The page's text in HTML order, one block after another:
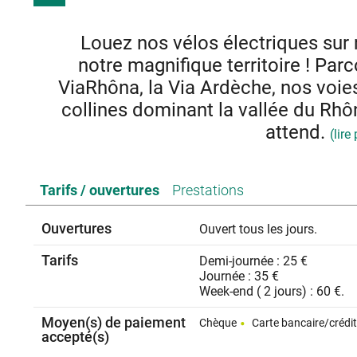
Louez nos vélos électriques
notre magnifique territoire !
ViaRhôna, la Via Ardèche, nos
collines dominant la vallée du
attend. (lire
Depuis 2024 : Nous avons pensez aux familles avec
nous proposons une remorque pour qu'ils puissent
paysages incroyables de
Vos ados de 8 - 12 ans ne seront pas en reste,
Tarifs / ouvertures Prestations
Ouvertures Ouvert tous les jours.
Tarifs
Demi-journée : 25 €
Journée : 35 €
Week-end ( 2 jours) : 60 €.
Moyen(s) de paiement
accepté(s)
Chèque Carte bancaire/crédit